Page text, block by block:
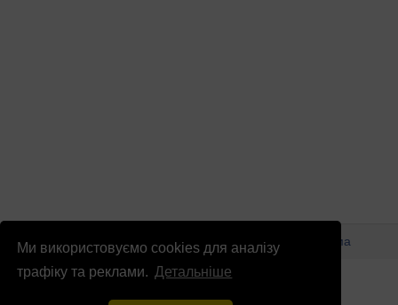
Ми використовуємо cookies для аналізу
трафіку та реклами. Детальніше
© Патріоти України 2026 Правова інформація
Реклама
info@patrioty.org.ua